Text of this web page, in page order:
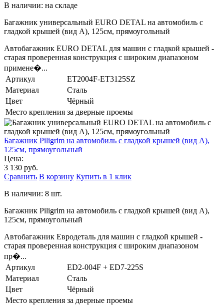
В наличии: на складе
Багажник универсальный EURO DETAL на автомобиль с
гладкой крышей (вид А), 125см, прямоугольный
Автобагажник EURO DETAL для машин с гладкой крышей -
старая проверенная конструкция с широким диапазоном
примене�...
Артикул
ET2004F-ET3125SZ
Материал
Сталь
Цвет
Чёрный
Место крепления за дверные проемы
Багажник Piligrim на автомобиль с гладкой крышей (вид А),
125см, прямоугольный
Цена:
3 130 руб.
Сравнить В корзину Купить в 1 клик
В наличии: 8 шт.
Багажник Piligrim на автомобиль с гладкой крышей (вид А),
125см, прямоугольный
Автобагажник Евродеталь для машин с гладкой крышей -
старая проверенная конструкция с широким диапазоном
пр�...
Артикул
ED2-004F + ED7-225S
Материал
Сталь
Цвет
Чёрный
Место крепления за дверные проемы